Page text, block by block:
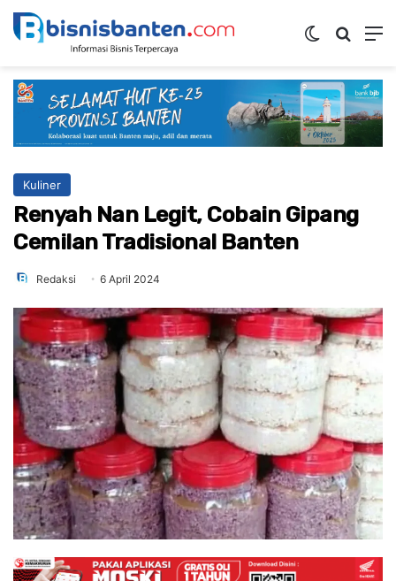
Switch skin
Kuliner
Renyah Nan Legit, Cobain Gipang
Cemilan Tradisional Banten
Redaksi 6 April 2024